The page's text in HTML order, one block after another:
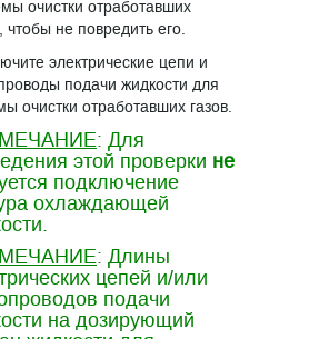
очистки отработавших
чтобы не повредить его.
электрические цепи и
подачи жидкости для
очистки отработавших газов.
: Для
этой проверки не
подключение
охлаждающей
: Длины
цепей и/или
подачи
на дозирующий